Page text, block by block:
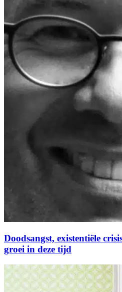
Doodsangst, existentiële
groei in deze tijd